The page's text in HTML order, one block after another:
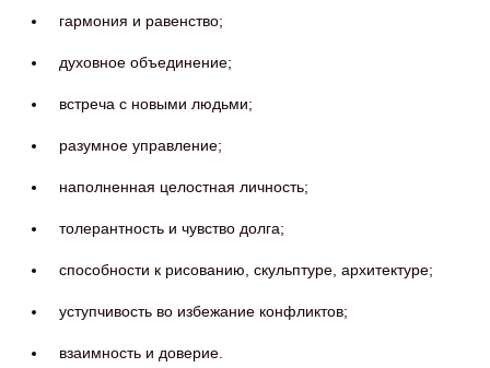
гармония и равенство;
духовное объединение;
встреча с новыми людьми;
разумное управление;
наполненная целостная личность;
толерантность и чувство долга;
способности к рисованию, скульптуре, архитектуре;
уступчивость во избежание конфликтов;
взаимность и доверие.